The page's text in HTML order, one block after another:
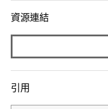
資源連結
引用